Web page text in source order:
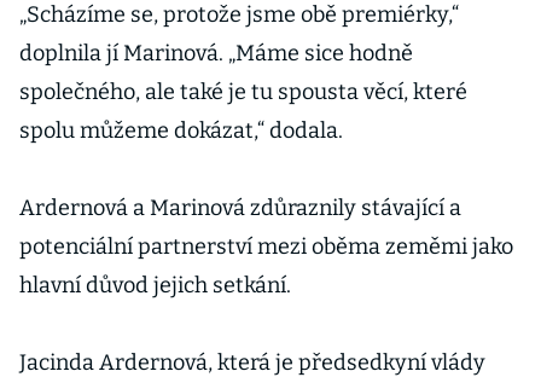
„Scházíme se, protože jsme obě premiérky,“
doplnila jí Marinová. „Máme sice hodně
společného, ale také je tu spousta věcí, které
spolu můžeme dokázat,“ dodala.
Ardernová a Marinová zdůraznily stávající a
potenciální partnerství mezi oběma zeměmi jako
hlavní důvod jejich setkání.
Jacinda Ardernová, která je předsedkyní vlády